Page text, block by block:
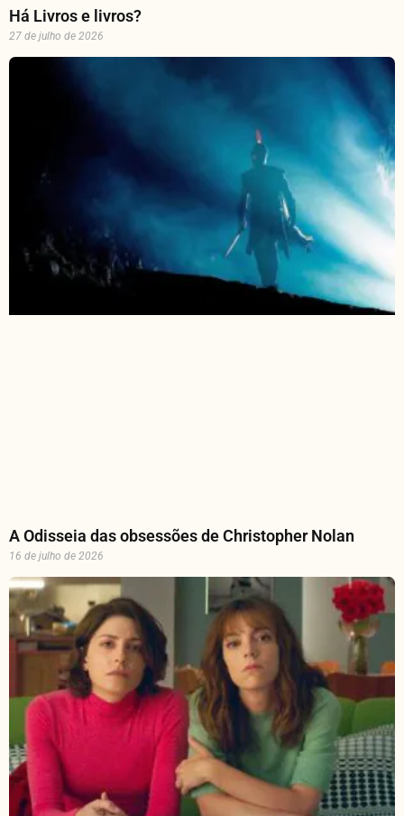
Há Livros e livros?
27 de julho de 2026
A Odisseia das obsessões de Christopher Nolan
16 de julho de 2026